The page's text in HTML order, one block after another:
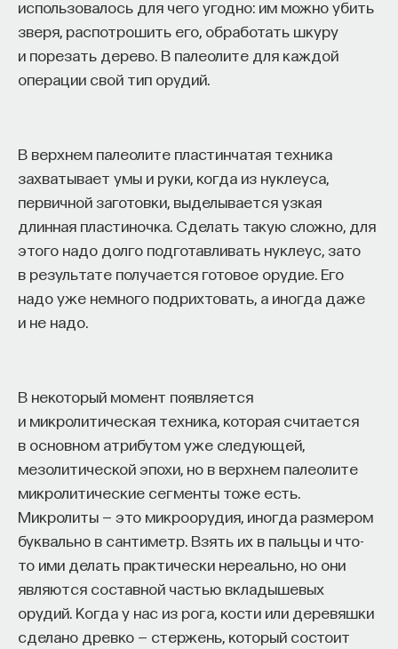
использовалось для чего угодно: им можно убить
зверя, распотрошить его, обработать шкуру
и порезать дерево. В палеолите для каждой
операции свой тип орудий.
В верхнем палеолите пластинчатая техника
захватывает умы и руки, когда из нуклеуса,
первичной заготовки, выделывается узкая
длинная пластиночка. Сделать такую сложно, для
этого надо долго подготавливать нуклеус, зато
в результате получается готовое орудие. Его
надо уже немного подрихтовать, а иногда даже
и не надо.
В некоторый момент появляется
и микролитическая техника, которая считается
в основном атрибутом уже следующей,
мезолитической эпохи, но в верхнем палеолите
микролитические сегменты тоже есть.
Микролиты — это микроорудия, иногда размером
буквально в сантиметр. Взять их в пальцы и что-
то ими делать практически нереально, но они
являются составной частью вкладышевых
орудий. Когда у нас из рога, кости или деревяшки
сделано древко — стержень, который состоит
не на нормы и правила древнего искусства,
которые сформулированы в трактатах
Аристотеля и Горация и отразились в пьесах
Плавта и Теренция.
которая приходит в испанский театр. Театр этого
времени действительно становится повальным
увлечением и местом, где сходится публика
абсолютно всех социальных слоев. В Мадриде
и по всей Испании возникают театрыcorrales
(словомcorralesраньше называли небольшой
дворик, огороженный с четырех сторон домами).
Теперь они становятся местом
составляют балконы и ложи театра, а пустое
пространство между ними, то есть партер,
заполняет самая малоимущая публика. На галерке
рассаживаются студенты и клирики. Для дам
отдельная ложа напротив сцены, потому что они
не могли сидеть в общем зале. Это место, где
свистят, кричат, бросают апельсины, раздается
треск трещоток и где публика очень ярко
выражает все свои эмоции. Именно на эту
публику ориентируется Лопе.